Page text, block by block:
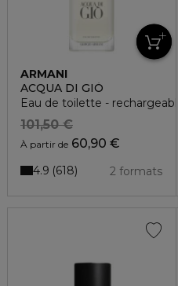
ARMANI
ACQUA DI GIÒ
Eau de toilette - rechargeable
À partir de 60,90 €
101,50 €
2 formats
4.9 618